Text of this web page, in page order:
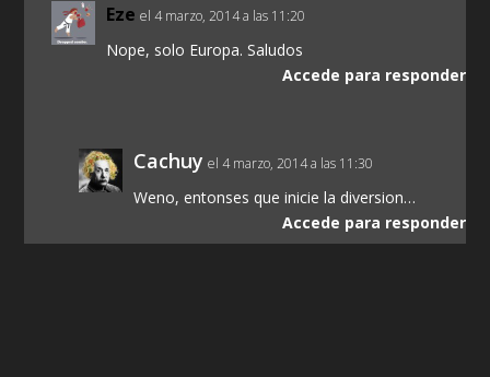
Eze el 4 marzo, 2014 a las 11:20
Nope, solo Europa. Saludos
Accede para responder
Cachuy el 4 marzo, 2014 a las 11:30
Weno, entonses que inicie la diversion…
Accede para responder